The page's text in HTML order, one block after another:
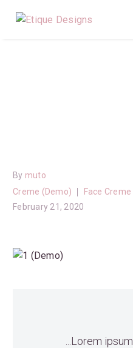
Minim
By muto
Creme (Demo)
Face
February 21, 2020
...Lorem